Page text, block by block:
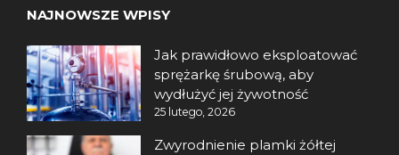
NAJNOWSZE WPISY
Jak prawidłowo eksploatować
sprężarkę śrubową, aby
wydłużyć jej żywotność
25 lutego, 2026
Zwyrodnienie plamki żółtej